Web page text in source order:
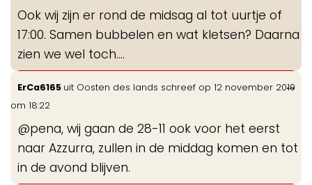
Ook wij zijn er rond de midsag al tot uurtje of
17:00. Samen bubbelen en wat kletsen? Daarna
zien we wel toch....
ErCa6165 uit Oosten des lands schreef op 12 november 2019
om 18:22
@pena, wij gaan de 28-11 ook voor het eerst
naar Azzurra, zullen in de middag komen en tot
in de avond blijven.
...